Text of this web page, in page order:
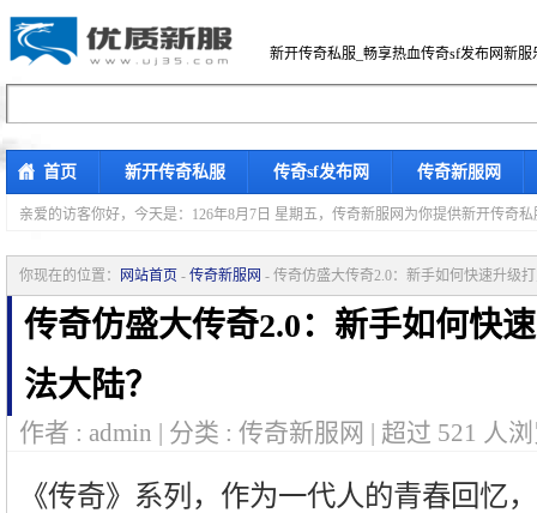
新开传奇私服_畅享热血传奇sf发布网新服
首页 新开传奇私服 传奇sf发布网 传奇新服网
亲爱的访客你好， 今天是：126年8月7日 星期五，传奇新服网为你提供新开传奇
你现在的位置： 网站首页 - 传奇新服网 - 传奇仿盛大传奇2.0：新手如何快速升级
传奇仿盛大传奇2.0：新手如何快
法大陆？
作者 : admin | 分类 : 传奇新服网 | 超过 521 人
《传奇》系列，作为一代人的青春回忆